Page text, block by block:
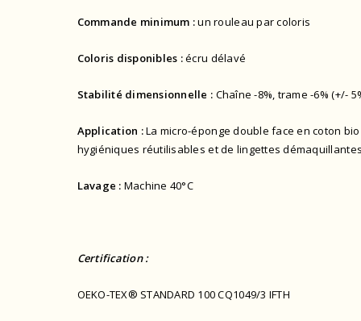
Commande minimum :un rouleau par coloris
Coloris disponibles :écru délavé
Stabilité dimensionnelle : Chaîne -8%, trame -6% (+/-
Application :La micro-éponge double face en coton
hygiéniques réutilisables et de lingettes
Lavage : Machine 40°C
Certification :
OEKO-TEX® STANDARD 100 CQ1049/3 IFTH